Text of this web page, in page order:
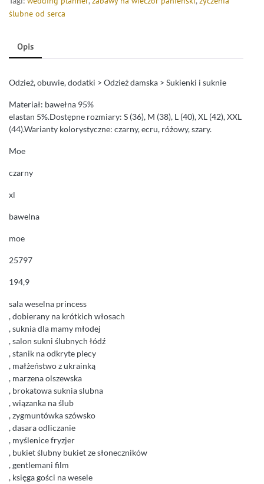
ślubne od serca
Opis
Odzież, obuwie, dodatki > Odzież damska > Sukienki i suknie
Materiał: bawełna 95%
elastan 5%.Dostępne rozmiary: S (36), M (38), L (40), XL (42), XXL
(44).Warianty kolorystyczne: czarny, ecru, różowy, szary.
Moe
czarny
xl
bawelna
moe
25797
194,9
sala weselna princess
, dobierany na krótkich włosach
, suknia dla mamy młodej
, salon sukni ślubnych łódź
, stanik na odkryte plecy
, małżeństwo z ukrainką
, marzena olszewska
, brokatowa suknia slubna
, wiązanka na ślub
, zygmuntówka szówsko
, dasara odliczanie
, myślenice fryzjer
, bukiet ślubny bukiet ze słoneczników
, gentlemani film
, księga gości na wesele